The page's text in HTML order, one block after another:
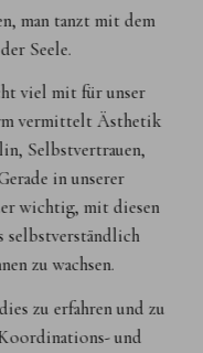
man tanzt mit dem
Seele.
viel mit für unser
vermittelt Ästhetik
Selbstvertrauen,
in unserer
wichtig, mit diesen
selbstverständlich
zu wachsen.
zu erfahren und zu
und